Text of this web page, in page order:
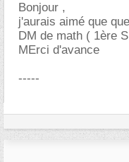
Bonjour ,
j'aurais aimé que
DM de math ( 1ère
MErci d'avance
-----